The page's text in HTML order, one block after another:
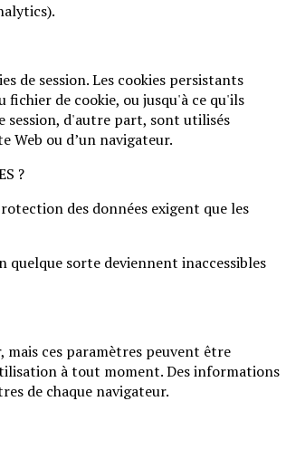
de session. Les cookies persistants
de cookie, ou jusqu'à ce qu'ils
session, d'autre part, sont utilisés
Web ou d’un navigateur.
?
des données exigent que les
quelque sorte deviennent inaccessibles
mais ces paramètres peuvent être
à tout moment. Des informations
de chaque navigateur.